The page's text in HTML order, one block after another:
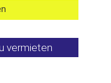
vermieten